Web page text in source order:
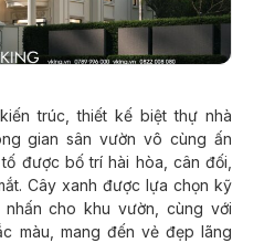
trúc, thiết kế biệt thự nhà
gian sân vườn vô cùng ấn
được bố trí hài hòa, cân đối,
Cây xanh được lựa chọn kỹ
cho khu vườn, cùng với
màu, mang đến vẻ đẹp lãng